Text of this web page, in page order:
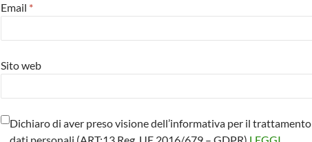
Email *
Sito web
Dichiaro di aver preso visione dell’informativa per il trattamento